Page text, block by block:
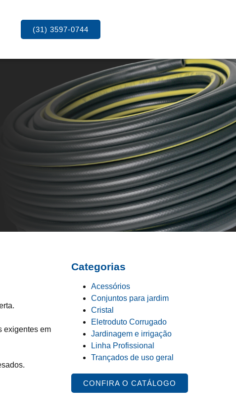
(31) 3597-0744
exigentes em
Categorias
Acessórios
Conjuntos para jardim
Cristal
Eletroduto Corrugado
Jardinagem e irrigação
Linha Profissional
Trançados de uso geral
CONFIRA O CATÁLOGO